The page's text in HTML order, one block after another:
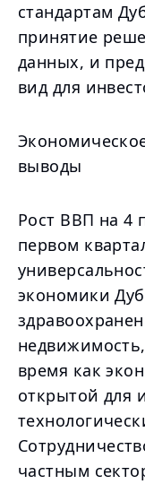
стандартам
принятие
данных, и
вид для
выводы
Рост ВВП на 4
первом
экономики
время как
открытой для
частным